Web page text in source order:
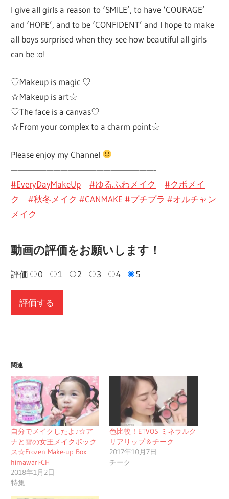
I give all girls a reason to ‘SMILE’, to have ‘COURAGE’
and ‘HOPE’, and to be ‘CONFIDENT’ and I hope to make
all boys surprised when they see how beautiful all girls
can be :o!
♡Makeup is magic ♡
☆Makeup is art☆
♡The face is a canvas♡
☆From your complex to a charm point☆
Please enjoy my Channel
————————————————————-
#EveryDayMakeUp
#ゆるふわメイク
#クボメイ
ク
#秋冬メイク #CANMAKE #プチプラ #オルチャン
メイク
動画の評価をお願いします！
評価 0 1 2 3 4 5
関連
自分でメイクしたよ♪☆ア
ナと雪の女王メイクボック
ス☆Frozen Make-up Box
himawari-CH
2018年1月2日
特集
色比較！ETVOS ミネラルク
リアリップ＆チーク
2017年10月7日
チーク